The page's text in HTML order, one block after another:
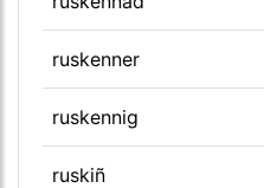
ruskenner
ruskennig
ruskiñ